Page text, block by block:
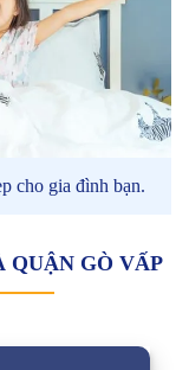
cho gia đình bạn.
GÒ VẤP